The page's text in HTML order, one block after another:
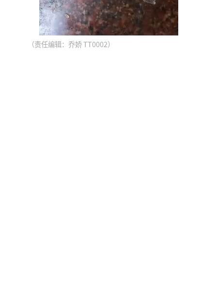
（责任编辑：乔娇 TT0002）